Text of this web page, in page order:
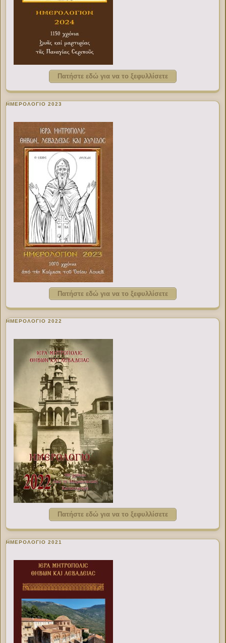
Πατήστε εδώ για να το ξεφυλλίσετε
ΗΜΕΡΟΛΟΓΙΟ 2023
Πατήστε εδώ για να το ξεφυλλίσετε
ΗΜΕΡΟΛΟΓΙΟ 2022
Πατήστε εδώ για να το ξεφυλλίσετε
ΗΜΕΡΟΛΟΓΙΟ 2021